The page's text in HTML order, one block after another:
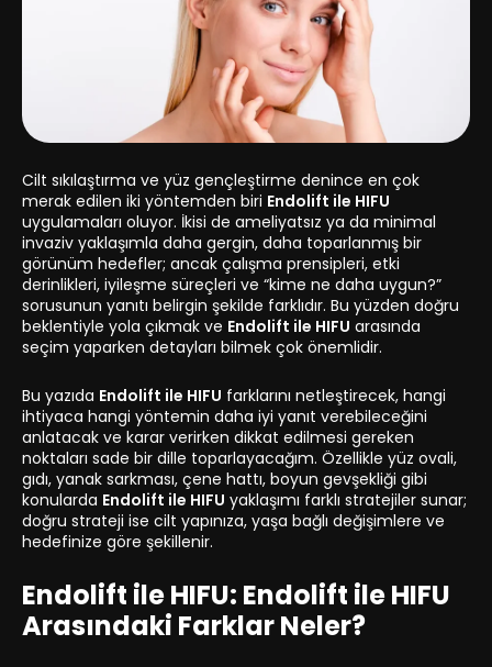
Cilt sıkılaştırma ve yüz gençleştirme denince en çok
merak edilen iki yöntemden biri Endolift ile HIFU
uygulamaları oluyor. İkisi de ameliyatsız ya da minimal
invaziv yaklaşımla daha gergin, daha toparlanmış bir
görünüm hedefler; ancak çalışma prensipleri, etki
derinlikleri, iyileşme süreçleri ve “kime ne daha uygun?”
sorusunun yanıtı belirgin şekilde farklıdır. Bu yüzden doğru
beklentiyle yola çıkmak ve Endolift ile HIFU arasında
seçim yaparken detayları bilmek çok önemlidir.
Bu yazıda Endolift ile HIFU farklarını netleştirecek, hangi
ihtiyaca hangi yöntemin daha iyi yanıt verebileceğini
anlatacak ve karar verirken dikkat edilmesi gereken
noktaları sade bir dille toparlayacağım. Özellikle yüz ovali,
gıdı, yanak sarkması, çene hattı, boyun gevşekliği gibi
konularda Endolift ile HIFU yaklaşımı farklı stratejiler sunar;
doğru strateji ise cilt yapınıza, yaşa bağlı değişimlere ve
hedefinize göre şekillenir.
Endolift ile HIFU: Endolift ile HIFU
Arasındaki Farklar Neler?